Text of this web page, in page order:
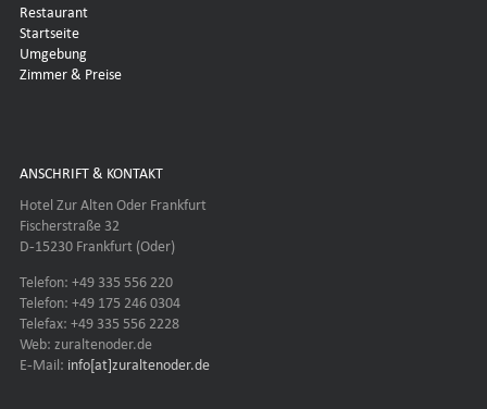
Restaurant
Startseite
Umgebung
Zimmer & Preise
ANSCHRIFT & KONTAKT
Hotel Zur Alten Oder Frankfurt
Fischerstraße 32
D-15230 Frankfurt (Oder)
Telefon: +49 335 556 220
Telefon: +49 175 246 0304
Telefax: +49 335 556 2228
Web: zuraltenoder.de
E-Mail: info[at]zuraltenoder.de